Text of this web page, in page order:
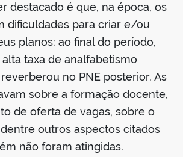
destacado é que, na época, os
dificuldades para criar e/ou
planos: ao final do período,
taxa de analfabetismo
no PNE posterior. As
sobre a formação docente,
de oferta de vagas, sobre o
outros aspectos citados
não foram atingidas.